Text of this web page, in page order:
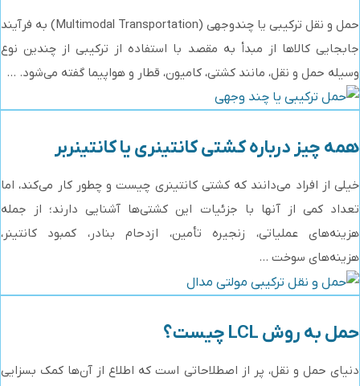
حمل و نقل ترکیبی یا چندوجهی (Multimodal Transportation) به فرآیند
جابجایی کالاها از مبدأ به مقصد با استفاده از ترکیبی از چندین نوع
وسیله حمل و نقل، مانند کشتی، کامیون، قطار و هواپیما گفته می‌شود. ...
همه چیز درباره کشتی کانتینری یا کانتینربر
خیلی از افراد می‌دانند که کشتی کانتینری چیست و چطور کار می‌کند، اما
تعداد کمی از آنها با جزئیات این کشتی‌ها آشنایی دارند؛ از جمله
هزینه‌های عملیاتی، زنجیره تأمین، ازدحام بنادر، کمبود کانتینر،
هزینه‌های سوخت ...
حمل به روش LCL چیست؟
دنیای حمل و نقل، پر از اصطلاحاتی است که اطلاع از آن‌ها کمک بسزایی